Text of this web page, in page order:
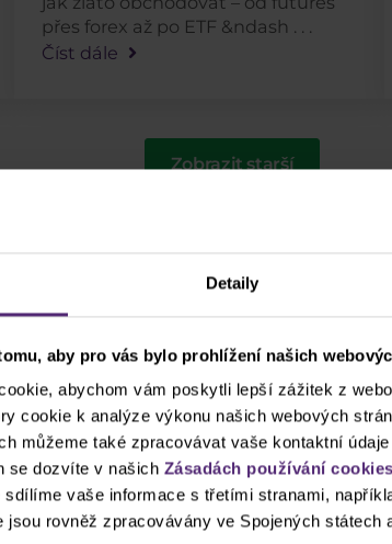
Detaily
aby pro vás bylo prohlížení našich
abychom vám poskytli lepší zážitek z
cookie k analýze výkonu našich webových
můžeme také zpracovávat vaše kontaktní
se dozvíte v našich Zásadách používání cookies
vaše informace s třetími stranami,
jsou rovněž zpracovávány ve Spojených státech
přes forex až po ETF &ndash . . .
Číst dále
Zobrazit starší
štítky pro rychlejší
Clash CFD cTrader DAX
Indikátory Intraday